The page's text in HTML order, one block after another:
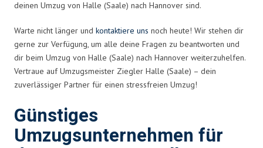
deinen Umzug von Halle (Saale) nach Hannover sind.
Warte nicht länger und kontaktiere uns noch heute! Wir stehen dir
gerne zur Verfügung, um alle deine Fragen zu beantworten und
dir beim Umzug von Halle (Saale) nach Hannover weiterzuhelfen.
Vertraue auf Umzugsmeister Ziegler Halle (Saale) – dein
zuverlässiger Partner für einen stressfreien Umzug!
Günstiges
Umzugsunternehmen für